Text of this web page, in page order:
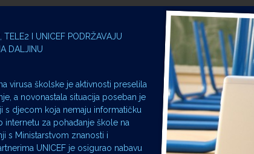
TELE2 I UNICEF PODRŽAVAJU
DALJINU
virusa školske je aktivnosti preselila
a novonastala situacija poseban je
s djecom koja nemaju informatičku
internetu za pohađanje škole na
s Ministarstvom znanosti i
UNICEF je osigurao nabavu